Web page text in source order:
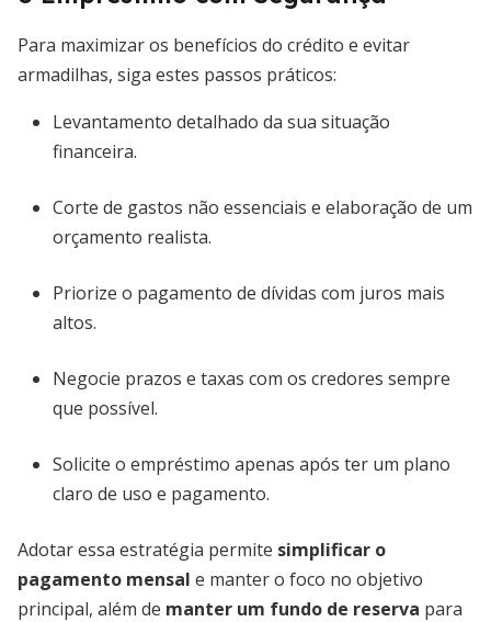
Para maximizar os benefícios do crédito e evitar
armadilhas, siga estes passos práticos:
Levantamento detalhado da sua situação
financeira.
Corte de gastos não essenciais e elaboração de um
orçamento realista.
Priorize o pagamento de dívidas com juros mais
altos.
Negocie prazos e taxas com os credores sempre
que possível.
Solicite o empréstimo apenas após ter um plano
claro de uso e pagamento.
Adotar essa estratégia permite simplificar o
pagamento mensal e manter o foco no objetivo
principal, além de manter um fundo de reserva para